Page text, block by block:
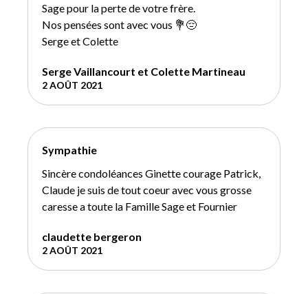
Sage pour la perte de votre frère.
Nos pensées sont avec vous 💐😔
Serge et Colette
Serge Vaillancourt et Colette Martineau
2 AOÛT 2021
Sympathie
Sincère condoléances Ginette courage Patrick,
Claude je suis de tout coeur avec vous grosse
caresse a toute la Famille Sage et Fournier
claudette bergeron
2 AOÛT 2021